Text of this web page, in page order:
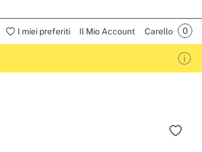
I miei preferiti Il Mio Account Carello